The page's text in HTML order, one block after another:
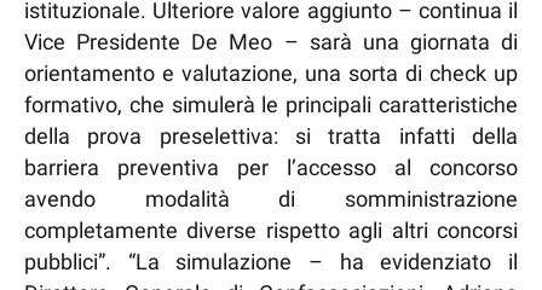
istituzionale. Ulteriore valore aggiunto – continua il
Vice Presidente De Meo – sarà una giornata di
orientamento e valutazione, una sorta di check up
formativo, che simulerà le principali caratteristiche
della prova preselettiva: si tratta infatti della
barriera preventiva per l’accesso al concorso
avendo modalità di somministrazione
completamente diverse rispetto agli altri concorsi
pubblici”. “La simulazione – ha evidenziato il